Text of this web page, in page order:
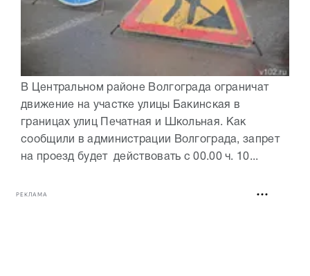
В Центральном районе Волгограда ограничат
движение на участке улицы Бакинская в
границах улиц Печатная и Школьная. Как
сообщили в администрации Волгограда, запрет
на проезд будет действовать с 00.00 ч. 10...
РЕКЛАМА